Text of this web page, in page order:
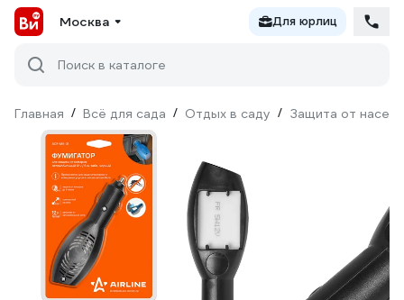
Москва Для юрлиц
Поиск в каталоге
Главная / Всё для сада / Отдых в саду / Защита от